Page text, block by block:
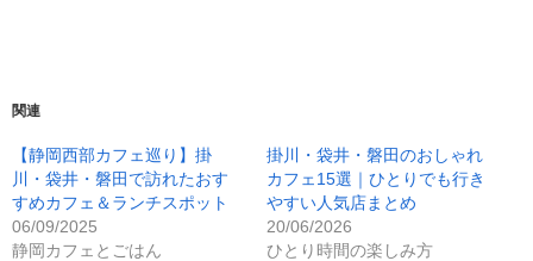
関連
【静岡西部カフェ巡り】掛
川・袋井・磐田で訪れたおす
すめカフェ＆ランチスポット
06/09/2025
静岡カフェとごはん
掛川・袋井・磐田のおしゃれ
カフェ15選｜ひとりでも行き
やすい人気店まとめ
20/06/2026
ひとり時間の楽しみ方